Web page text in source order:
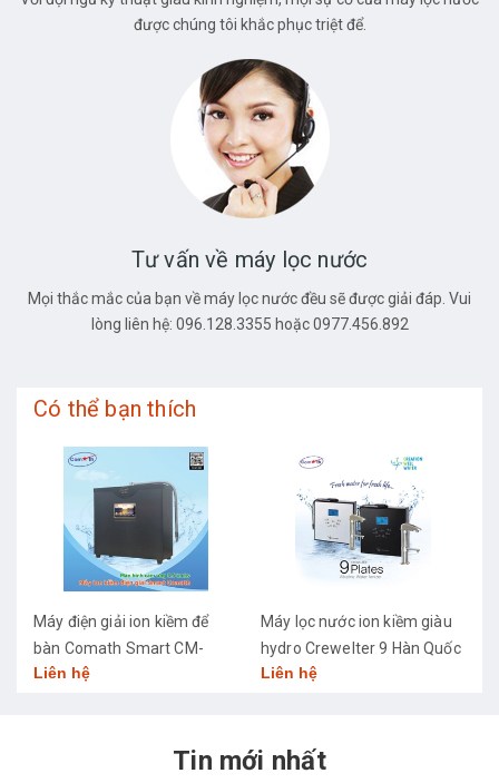
được chúng tôi khắc phục triệt để.
Tư vấn về máy lọc nước
Mọi thắc mắc của bạn về máy lọc nước đều sẽ được giải đáp. Vui
lòng liên hệ: 096.128.3355 hoặc 0977.456.892
Có thể bạn thích
Máy điện giải ion kiềm để
bàn Comath Smart CM-
3668
Liên hệ
Máy lọc nước ion kiềm giàu
hydro Crewelter 9 Hàn Quốc
Liên hệ
Tin mới nhất